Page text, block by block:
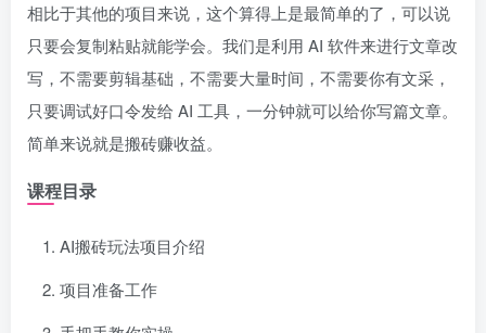
相比于其他的项目来说，这个算得上是最简单的了，可以说
只要会复制粘贴就能学会。我们是利用 AI 软件来进行文章改
写，不需要剪辑基础，不需要大量时间，不需要你有文采，
只要调试好口令发给 AI 工具，一分钟就可以给你写篇文章。
简单来说就是搬砖赚收益。
课程目录
AI搬砖玩法项目介绍
项目准备工作